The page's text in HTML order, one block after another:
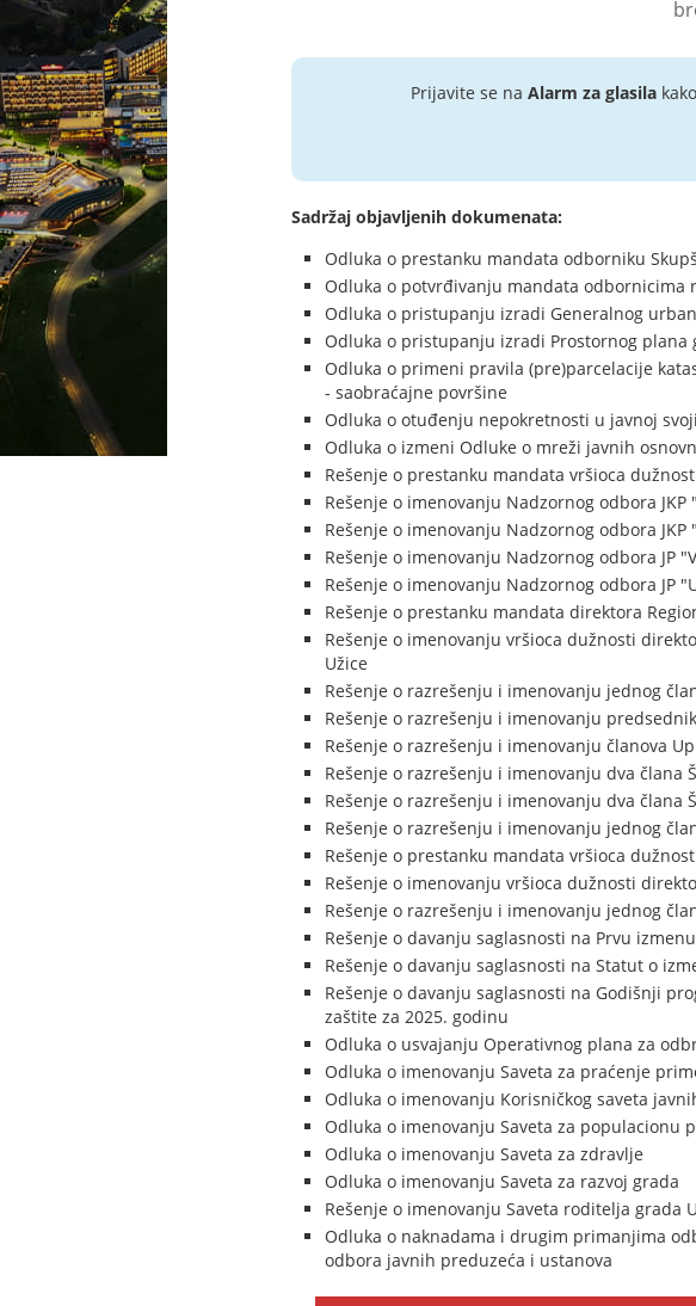
Prijavite se na Alarm za glasila
Sadržaj objavljenih dokumenata:
Odluka o prestanku mandata odborniku
Odluka o potvrđivanju mandata
Odluka o pristupanju izradi Generalnog
Odluka o pristupanju izradi Prostornog plana
Odluka o primeni pravila (pre)parcelacije
- saobraćajne površine
Odluka o otuđenju nepokretnosti u javnoj
Odluka o izmeni Odluke o mreži javnih
Rešenje o prestanku mandata vršioca
Rešenje o imenovanju Nadzornog odbora JKP
Rešenje o imenovanju Nadzornog odbora
Rešenje o imenovanju Nadzornog odbora JP
Rešenje o imenovanju Nadzornog odbora JP
Rešenje o prestanku mandata direktora
Rešenje o imenovanju vršioca dužnosti
Užice
Rešenje o razrešenju i imenovanju jednog
Rešenje o razrešenju i imenovanju
Rešenje o razrešenju i imenovanju članova
Rešenje o razrešenju i imenovanju dva člana
Rešenje o razrešenju i imenovanju dva člana
Rešenje o razrešenju i imenovanju jednog
Rešenje o prestanku mandata vršioca
Rešenje o imenovanju vršioca dužnosti
Rešenje o razrešenju i imenovanju jednog
Rešenje o davanju saglasnosti na Prvu
Rešenje o davanju saglasnosti na Statut o
Rešenje o davanju saglasnosti na Godišnji
zaštite za 2025. godinu
Odluka o usvajanju Operativnog plana za
Odluka o imenovanju Saveta za praćenje
Odluka o imenovanju Korisničkog saveta
Odluka o imenovanju Saveta za populacionu
Odluka o imenovanju Saveta za zdravlje
Odluka o imenovanju Saveta za razvoj grada
Rešenje o imenovanju Saveta roditelja grada
Odluka o naknadama i drugim primanjima
odbora javnih preduzeća i ustanova